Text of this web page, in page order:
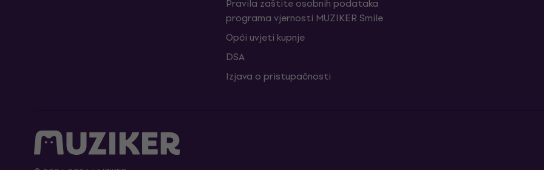
Pravila zaštite osobnih podataka
programa vjernosti MUZIKER Smile
Opći uvjeti kupnje
DSA
Izjava o pristupačnosti